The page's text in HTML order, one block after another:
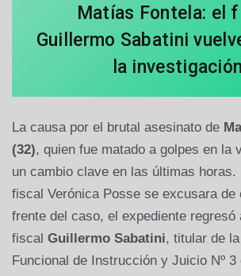
Matías Fontela: el
Guillermo Sabatini
la investigación
La causa por el brutal asesinato de
(32), quien fue matado a golpes en la
un cambio clave en las últimas horas.
fiscal Verónica Posse se excusara de
frente del caso, el expediente regresó
fiscal Guillermo Sabatini, titular de
Funcional de Instrucción y Juicio Nº 3